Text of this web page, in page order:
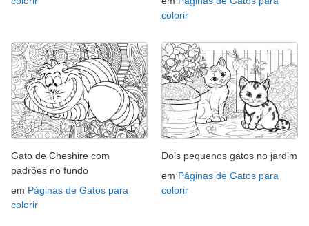
colorir
Gato de Cheshire com
padrões no fundo
em Páginas de Gatos para
colorir
Dois pequenos gatos no jardim
em Páginas de Gatos para
colorir